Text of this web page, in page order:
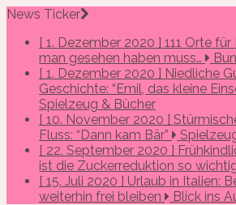
News Ticker
[ 1. Dezember 2020 ] 111 Orte
man gesehen haben muss…
[ 1. Dezember 2020 ] Niedliche
Geschichte: “Emil, das kleine
Spielzeug & Bücher
[ 10. November 2020 ]
Fluss: “Dann kam Bär”
[ 22. September 2020 ]
ist die Zuckerreduktion so
[ 15. Juli 2020 ] Urlaub in Italien:
weiterhin frei bleiben
Blick ins